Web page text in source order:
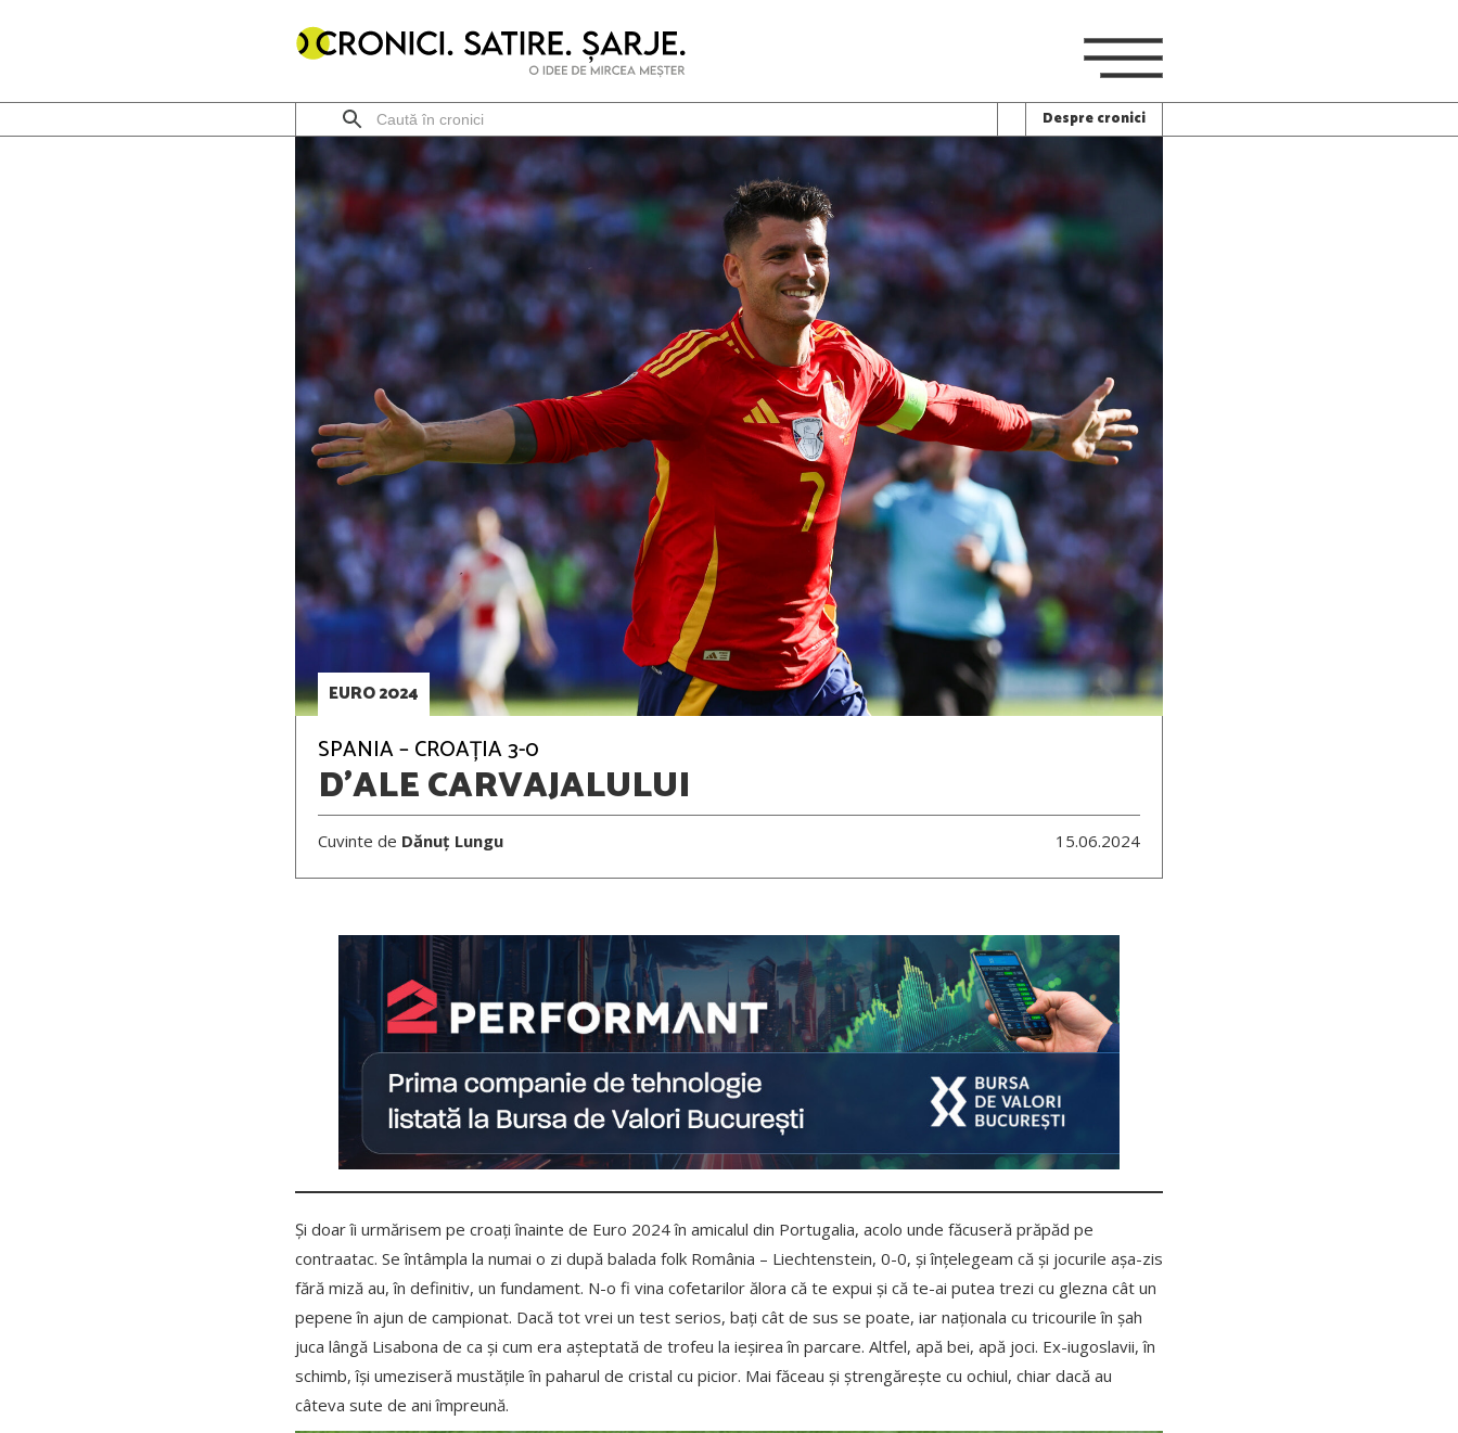
Despre cronici
EURO 2024
SPANIA – CROAȚIA 3-0
D'ALE CARVAJALULUI
Cuvinte de Dănuț Lungu 15.06.2024
Și doar îi urmărisem pe croați înainte de Euro 2024 în amicalul din Portugalia, acolo unde făcuseră prăpăd pe
contraatac. Se întâmpla la numai o zi după balada folk România – Liechtenstein, 0-0, și înțelegeam că și jocurile așa-zis
fără miză au, în definitiv, un fundament. N-o fi vina cofetarilor ălora că te expui și că te-ai putea trezi cu glezna cât un
pepene în ajun de campionat. Dacă tot vrei un test serios, bați cât de sus se poate, iar naționala cu tricourile în șah
juca lângă Lisabona de ca și cum era așteptată de trofeu la ieșirea în parcare. Altfel, apă bei, apă joci. Ex-iugoslavii, în
schimb, își umeziseră mustățile în paharul de cristal cu picior. Mai făceau și ștrengărește cu ochiul, chiar dacă au
câteva sute de ani împreună.